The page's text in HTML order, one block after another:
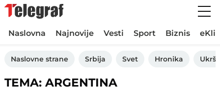
Naslovna Najnovije Vesti Sport Biznis
Naslovne strane Srbija Svet Hronika
TEMA: ARGENTINA